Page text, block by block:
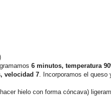
6 minutos, temperatura
velocidad 7 . Incorporamos el queso
hielo con forma cóncava)